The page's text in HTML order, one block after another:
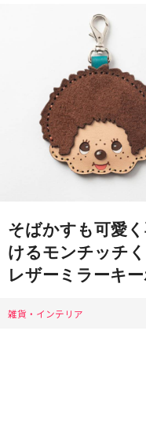
そばかすも可愛
けるモンチッチ
レザーミラーキ
雑貨・インテリア